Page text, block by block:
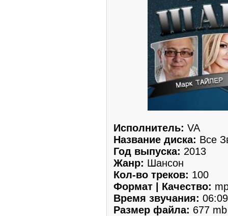
Исполнитель: VA
Название диска: Все
Год выпуска: 2013
Жанр: Шансон
Кол-во треков: 100
Формат | Качество:
Время звучания:
Размер файла: 677 mb